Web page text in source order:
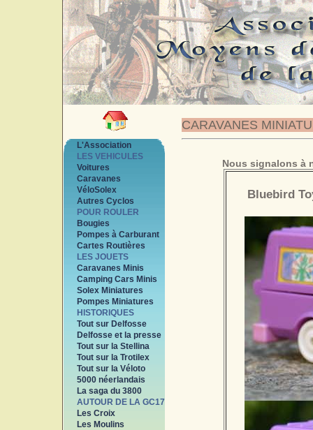
CARAVANES
L'Association
LES VEHICULES
Voitures
Caravanes
VéloSolex
Autres Cyclos
POUR ROULER
Bougies
Pompes à Carburant
Cartes Routières
LES JOUETS
Caravanes Minis
Camping Cars Minis
Solex Miniatures
Pompes Miniatures
HISTORIQUES
Tout sur Delfosse
Delfosse et la presse
Tout sur la Stellina
Tout sur la Trotilex
Tout sur la Véloto
5000 néerlandais
La saga du 3800
AUTOUR DE LA GC17
Les Croix
Les Moulins
Nous signalons à
Bluebird